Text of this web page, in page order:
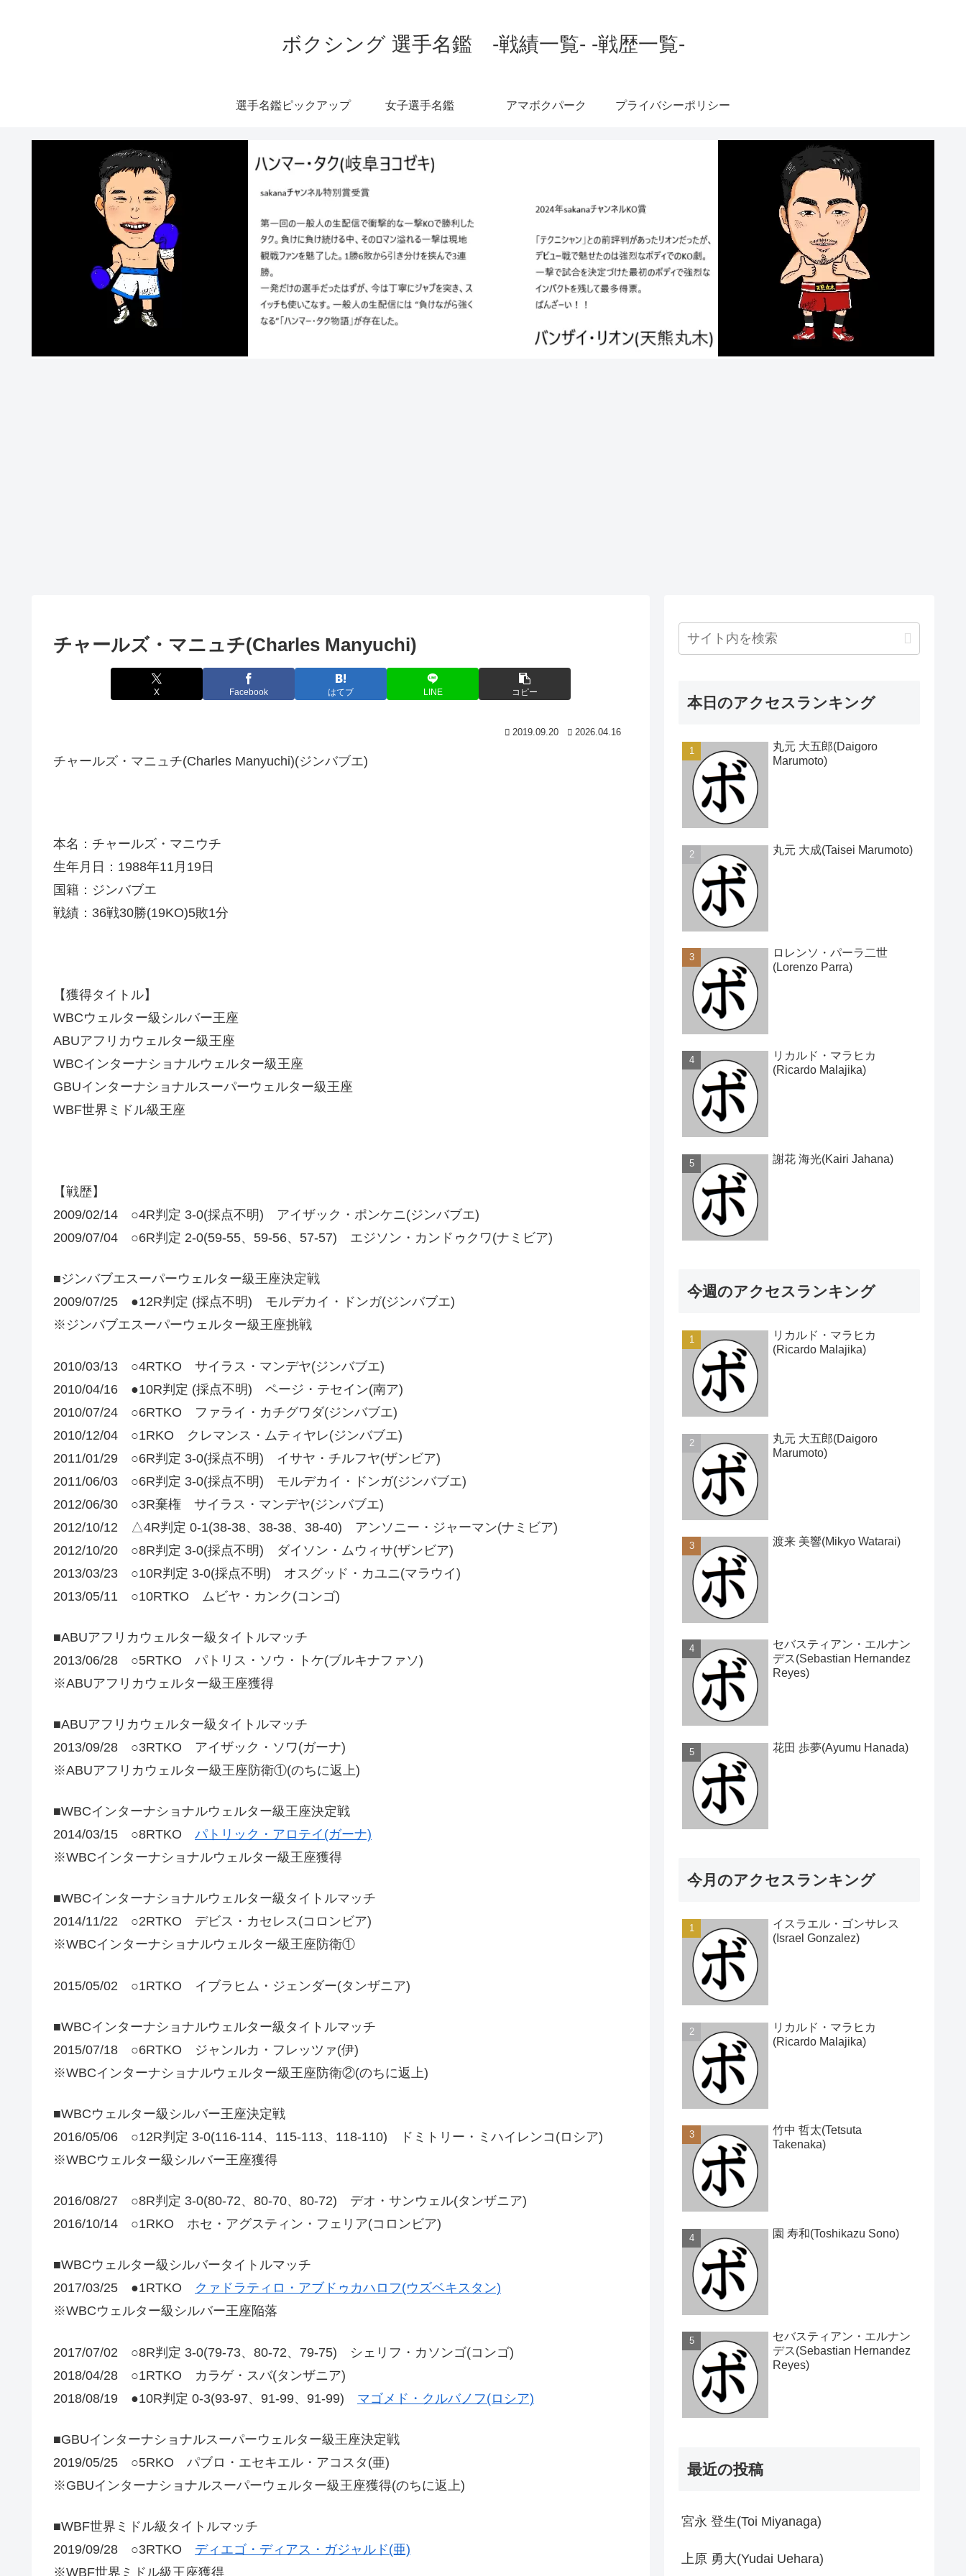
ボクシング 選手名鑑 -戦績一覧- -戦歴一覧-
選手名鑑ピックアップ 女子選手名鑑 アマボクパーク プライバシーポリシー
チャールズ・マニュチ(Charles Manyuchi)
X Facebook はてブ LINE コピー
2019.09.20 2026.04.16
チャールズ・マニュチ(Charles Manyuchi)(ジンバブエ)
本名：チャールズ・マニウチ
生年月日：1988年11月19日
国籍：ジンバブエ
戦績：36戦30勝(19KO)5敗1分
【獲得タイトル】
WBCウェルター級シルバー王座
ABUアフリカウェルター級王座
WBCインターナショナルウェルター級王座
GBUインターナショナルスーパーウェルター級王座
WBF世界ミドル級王座
【戦歴】
2009/02/14 ○4R判定 3-0(採点不明) アイザック・ポンケニ(ジンバブエ)
2009/07/04 ○6R判定 2-0(59-55、59-56、57-57) エジソン・カンドゥクワ(ナミビア)
■ジンバブエスーパーウェルター級王座決定戦
2009/07/25 ●12R判定 (採点不明) モルデカイ・ドンガ(ジンバブエ)
※ジンバブエスーパーウェルター級王座挑戦
2010/03/13 ○4RTKO サイラス・マンデヤ(ジンバブエ)
2010/04/16 ●10R判定 (採点不明) ページ・テセイン(南ア)
2010/07/24 ○6RTKO ファライ・カチグワダ(ジンバブエ)
2010/12/04 ○1RKO クレマンス・ムティヤレ(ジンバブエ)
2011/01/29 ○6R判定 3-0(採点不明) イサヤ・チルフヤ(ザンビア)
2011/06/03 ○6R判定 3-0(採点不明) モルデカイ・ドンガ(ジンバブエ)
2012/06/30 ○3R棄権 サイラス・マンデヤ(ジンバブエ)
2012/10/12 △4R判定 0-1(38-38、38-38、38-40) アンソニー・ジャーマン(ナミビア)
2012/10/20 ○8R判定 3-0(採点不明) ダイソン・ムウィサ(ザンビア)
2013/03/23 ○10R判定 3-0(採点不明) オスグッド・カユニ(マラウイ)
2013/05/11 ○10RTKO ムビヤ・カンク(コンゴ)
■ABUアフリカウェルター級タイトルマッチ
2013/06/28 ○5RTKO パトリス・ソウ・トケ(ブルキナファソ)
※ABUアフリカウェルター級王座獲得
■ABUアフリカウェルター級タイトルマッチ
2013/09/28 ○3RTKO アイザック・ソワ(ガーナ)
※ABUアフリカウェルター級王座防衛①(のちに返上)
■WBCインターナショナルウェルター級王座決定戦
2014/03/15 ○8RTKO パトリック・アロテイ(ガーナ)
※WBCインターナショナルウェルター級王座獲得
■WBCインターナショナルウェルター級タイトルマッチ
2014/11/22 ○2RTKO デビス・カセレス(コロンビア)
※WBCインターナショナルウェルター級王座防衛①
2015/05/02 ○1RTKO イブラヒム・ジェンダー(タンザニア)
■WBCインターナショナルウェルター級タイトルマッチ
2015/07/18 ○6RTKO ジャンルカ・フレッツァ(伊)
※WBCインターナショナルウェルター級王座防衛②(のちに返上)
■WBCウェルター級シルバー王座決定戦
2016/05/06 ○12R判定 3-0(116-114、115-113、118-110) ドミトリー・ミハイレンコ(ロシア)
※WBCウェルター級シルバー王座獲得
2016/08/27 ○8R判定 3-0(80-72、80-70、80-72) デオ・サンウェル(タンザニア)
2016/10/14 ○1RKO ホセ・アグスティン・フェリア(コロンビア)
■WBCウェルター級シルバータイトルマッチ
2017/03/25 ●1RTKO クァドラティロ・アブドゥカハロフ(ウズベキスタン)
※WBCウェルター級シルバー王座陥落
2017/07/02 ○8R判定 3-0(79-73、80-72、79-75) シェリフ・カソンゴ(コンゴ)
2018/04/28 ○1RTKO カラゲ・スバ(タンザニア)
2018/08/19 ●10R判定 0-3(93-97、91-99、91-99) マゴメド・クルバノフ(ロシア)
■GBUインターナショナルスーパーウェルター級王座決定戦
2019/05/25 ○5RKO パブロ・エセキエル・アコスタ(亜)
※GBUインターナショナルスーパーウェルター級王座獲得(のちに返上)
■WBF世界ミドル級タイトルマッチ
2019/09/28 ○3RTKO ディエゴ・ディアス・ガジャルド(亜)
※WBF世界ミドル級王座獲得
本日のアクセスランキング
丸元 大五郎(Daigoro
Marumoto)
丸元 大成(Taisei Marumoto)
ロレンソ・パーラ二世
(Lorenzo Parra)
リカルド・マラヒカ
(Ricardo Malajika)
謝花 海光(Kairi Jahana)
今週のアクセスランキング
リカルド・マラヒカ
(Ricardo Malajika)
丸元 大五郎(Daigoro
Marumoto)
渡来 美響(Mikyo Watarai)
セバスティアン・エルナン
デス(Sebastian Hernandez
Reyes)
花田 歩夢(Ayumu Hanada)
今月のアクセスランキング
イスラエル・ゴンサレス
(Israel Gonzalez)
リカルド・マラヒカ
(Ricardo Malajika)
竹中 哲太(Tetsuta
Takenaka)
園 寿和(Toshikazu Sono)
セバスティアン・エルナン
デス(Sebastian Hernandez
Reyes)
最近の投稿
宮永 登生(Toi Miyanaga)
上原 勇大(Yudai Uehara)